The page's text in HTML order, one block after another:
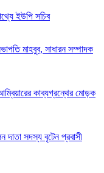
ইউপি সচিব
মাহবুব, সাধারন সম্পাদক
কাব্যগ্রন্থের মোড়ক
দাতা সদস্য বৃটেন প্রবাসী